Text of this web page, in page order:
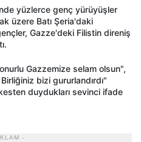
yüzlerce genç yürüyüşler
üzere Batı Şeria'daki
Gazze'deki Filistin direniş
Gazzemize selam olsun",
bizi gururlandırdı"
duydukları sevinci ifade
-